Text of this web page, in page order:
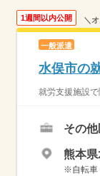
1週間以内公開 ＼
一般派遣
水俣市の
就労支援施設
その
熊本県
※自転車